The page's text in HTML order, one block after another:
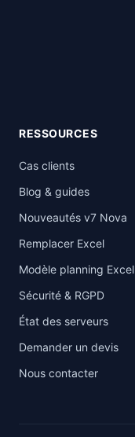
RESSOURCES
Cas clients
Blog & guides
Nouveautés v7 Nova
Remplacer Excel
Modèle planning Excel
Sécurité & RGPD
État des serveurs
Demander un devis
Nous contacter